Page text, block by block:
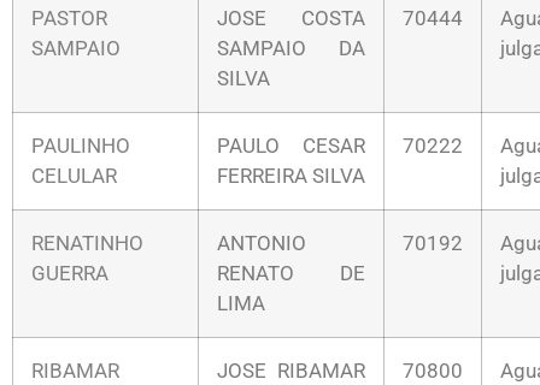
PASTOR
SAMPAIO
JOSE COSTA
SAMPAIO DA
SILVA
70444
PAULINHO
CELULAR
PAULO CESAR
FERREIRA SILVA
70222
RENATINHO
GUERRA
ANTONIO
RENATO DE
LIMA
70192
RIBAMAR
JOSE RIBAMAR
70800